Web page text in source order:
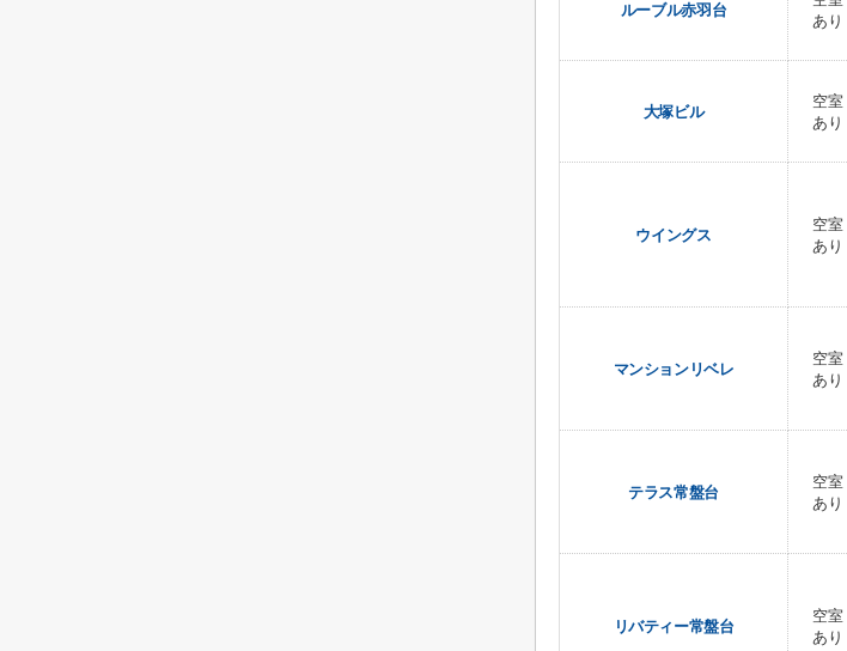
ルーブル赤羽台
あり
大塚ビル
空室
あり
ウイングス
空室
あり
マンションリベレ
空室
あり
テラス常盤台
空室
あり
リバティー常盤台
空室
あり